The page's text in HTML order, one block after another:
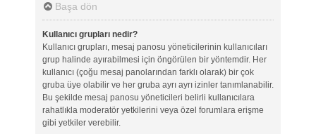
Başa dön
Kullanıcı grupları nedir?
Kullanıcı grupları, mesaj panosu yöneticilerinin kullanıcıları
grup halinde ayırabilmesi için öngörülen bir yöntemdir. Her
kullanıcı (çoğu mesaj panolarından farklı olarak) bir çok
gruba üye olabilir ve her gruba ayrı ayrı izinler tanımlanabilir.
Bu şekilde mesaj panosu yöneticileri belirli kullanıcılara
rahatlıkla moderatör yetkilerini veya özel forumlara erişme
gibi yetkiler verebilir.